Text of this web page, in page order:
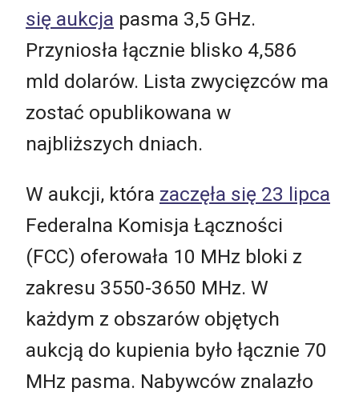
się aukcja pasma 3,5 GHz.
Przyniosła łącznie blisko 4,586
mld dolarów. Lista zwycięzców ma
zostać opublikowana w
najbliższych dniach.
W aukcji, która zaczęła się 23 lipca
Federalna Komisja Łączności
(FCC) oferowała 10 MHz bloki z
zakresu 3550-3650 MHz. W
każdym z obszarów objętych
aukcją do kupienia było łącznie 70
MHz pasma. Nabywców znalazło